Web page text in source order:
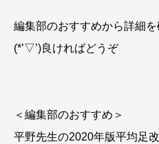
編集部のおすすめから詳細
(*’▽’)良ければどうぞ
＜編集部のおすすめ＞
平野先生の2020年版平均足改